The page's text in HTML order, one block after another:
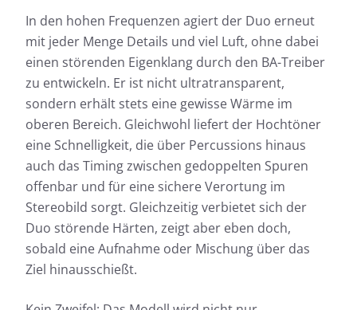
In den hohen Frequenzen agiert der Duo erneut
mit jeder Menge Details und viel Luft, ohne dabei
einen störenden Eigenklang durch den BA-Treiber
zu entwickeln. Er ist nicht ultratransparent,
sondern erhält stets eine gewisse Wärme im
oberen Bereich. Gleichwohl liefert der Hochtöner
eine Schnelligkeit, die über Percussions hinaus
auch das Timing zwischen gedoppelten Spuren
offenbar und für eine sichere Verortung im
Stereobild sorgt. Gleichzeitig verbietet sich der
Duo störende Härten, zeigt aber eben doch,
sobald eine Aufnahme oder Mischung über das
Ziel hinausschießt.